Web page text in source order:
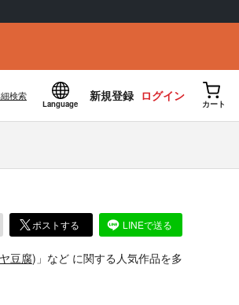
検索
Language
新規登録 ログイン
カート
ポストする LINEで送る
豆腐)」 など に関する人気作品を多